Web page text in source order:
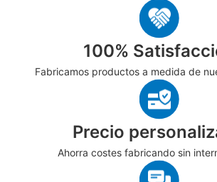
100%
Fabricamos productos a medida de
Precio
Ahorra costes fabricando sin